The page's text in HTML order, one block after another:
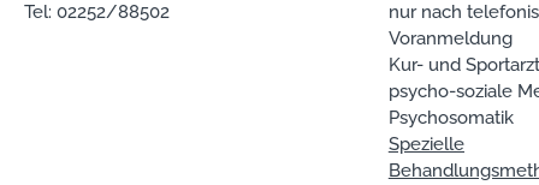
Tel: 02252/88502
nur nach
Voranmeldung
Kur- und
psycho-soziale
Psychosomatik
Spezielle